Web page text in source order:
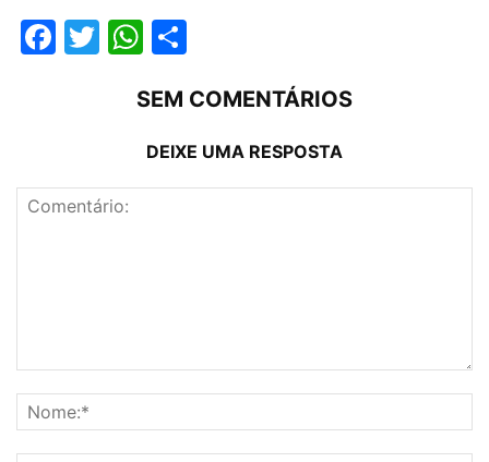
Facebook
TwitterWhatsApp
SEM COMENTÁRIOS
DEIXE UMA RESPOSTA